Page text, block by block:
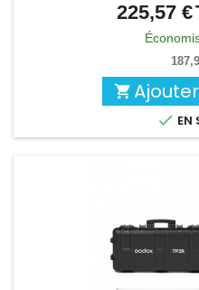
225,57 €

 EN